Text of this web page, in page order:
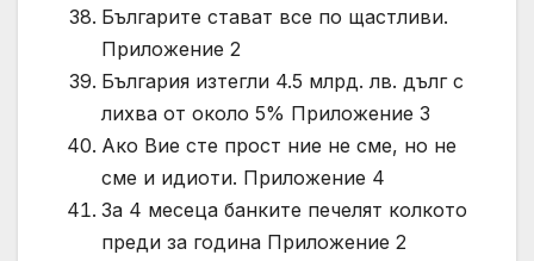
Българите стават все по щастливи.
Приложение 2
България изтегли 4.5 млрд. лв. дълг с
лихва от около 5% Приложение 3
Ако Вие сте прост ние не сме, но не
сме и идиоти. Приложение 4
За 4 месеца банките печелят колкото
преди за година Приложение 2